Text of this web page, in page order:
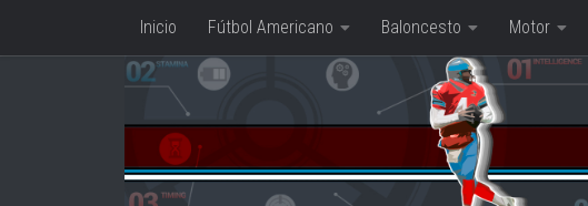
Saltar al contenido
Inicio Fútbol Americano Baloncesto Motor